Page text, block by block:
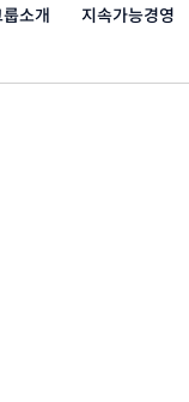
룹소개 지속가능경영